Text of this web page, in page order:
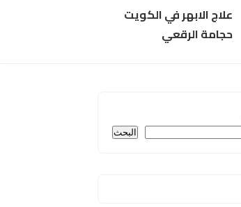
علاج الابهر في الكويت
حجامة الرقعي
البحث